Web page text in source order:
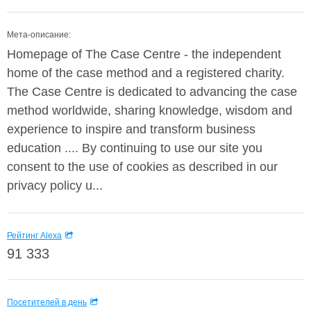
Мета-описание:
Homepage of The Case Centre - the independent
home of the case method and a registered charity.
The Case Centre is dedicated to advancing the case
method worldwide, sharing knowledge, wisdom and
experience to inspire and transform business
education .... By continuing to use our site you
consent to the use of cookies as described in our
privacy policy u...
Рейтинг Alexa
91 333
Посетителей в день